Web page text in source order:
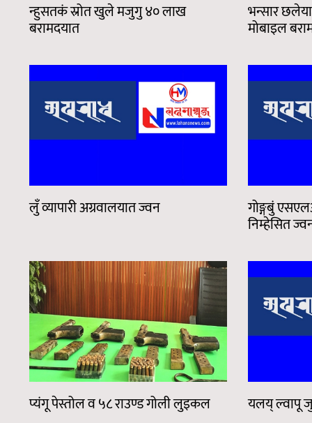
न्हुसतकं स्रोत खुले मजुगु ४० लाख
बरामदयात
भन्सार
मोबाइल
लुँ व्यापारी अग्रवालयात ज्वन गोङ्गबुं
निम्हेसित
प्यंगू पेस्तोल व ५८ राउण्ड गोली लुइकल यलय् ल्वापू